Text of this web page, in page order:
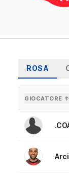
ROSA
GIOCATORE ↑